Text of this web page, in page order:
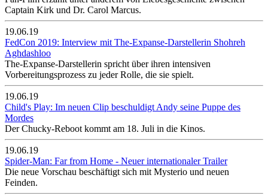
Captain Kirk und Dr. Carol Marcus.
19.06.19
FedCon 2019: Interview mit The-Expanse-Darstellerin Shohreh
Aghdashloo
The-Expanse-Darstellerin spricht über ihren intensiven
Vorbereitungsprozess zu jeder Rolle, die sie spielt.
19.06.19
Child's Play: Im neuen Clip beschuldigt Andy seine Puppe des
Mordes
Der Chucky-Reboot kommt am 18. Juli in die Kinos.
19.06.19
Spider-Man: Far from Home - Neuer internationaler Trailer
Die neue Vorschau beschäftigt sich mit Mysterio und neuen
Feinden.